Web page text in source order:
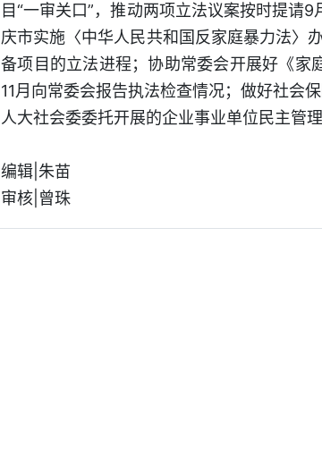
目“一审关口”，推动两项立法议案按时提请
庆市实施〈中华人民共和国反家庭暴力法〉
备项目的立法进程；协助常委会开展好《家
11月向常委会报告执法检查情况；做好社会
人大社会委委托开展的企业事业单位民主管
编辑|朱苗
审核|曾珠